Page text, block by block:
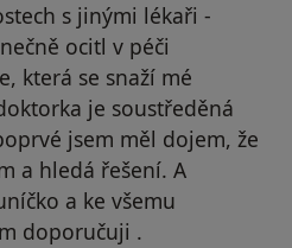
s jinými lékaři -
ocitl v péči
která se snaží mé
je soustředěná
jsem měl dojem, že
a hledá řešení. A
a ke všemu
doporučuji .